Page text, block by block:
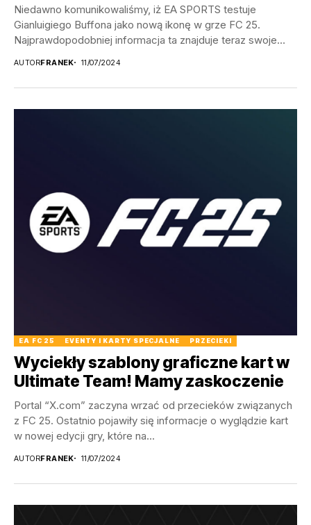
Niedawno komunikowaliśmy, iż EA SPORTS testuje
Gianluigiego Buffona jako nową ikonę w grze FC 25.
Najprawdopodobniej informacja ta znajduje teraz swoje
AUTORFRANEK 11/07/2024
EA FC 25 EVENTY I KARTY SPECJALNE PRZECIEKI
Wyciekły szablony graficzne kart w
Ultimate Team! Mamy zaskoczenie
Portal “X.com” zaczyna wrzać od przecieków związanych
z FC 25. Ostatnio pojawiły się informacje o wyglądzie kart
w nowej edycji gry, które na...
AUTORFRANEK 11/07/2024